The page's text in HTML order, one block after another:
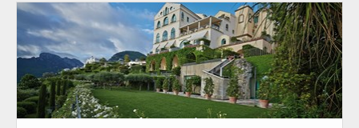
des mimosas embaumant l’air selon les saisons. Arrivés au sommet,
vous profiterez d’une superbe vue sur le minuscule archipel Li Galli,
habité autrefois par des sirènes, etCapri, la sublime, joignable après
une courte traversée en bateau.
C’est sur cette île aux paysages accidentés, bordée par une mer
limpide, que laDolce Vitaprend tout son sens. Longez les côtes à la
recherche de petites criques secrètes, découvrez laGrotta Azzura, joyau
naturel incontournable de Capri, laissez-vous aller à l’ambiance plus